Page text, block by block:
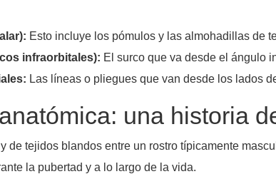
Esto incluye los pómulos y las almohadillas de
infraorbitales): El surco que va desde el ángulo
Las líneas o pliegues que van desde los lados
una historia
de tejidos blandos entre un rostro típicamente
la pubertad y a lo largo de la vida.